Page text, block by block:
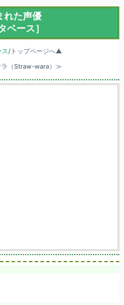
れた声優
ベース］
ス/トップページへ▲
ラ（Straw-wara）≫